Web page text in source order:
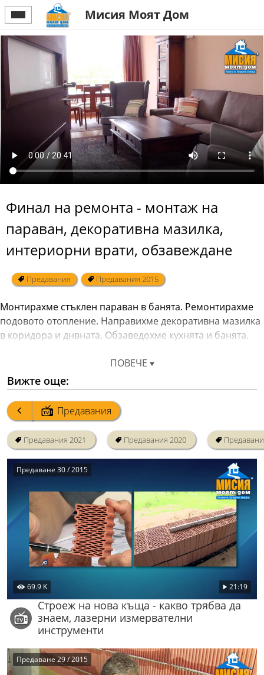
Мисия Моят Дом
Финал на ремонта - монтаж на
параван, декоративна мазилка,
интериорни врати, обзавеждане
Предавания Предавания 2015
Монтирахме стъклен параван в банята. Ремонтирахме
подовото отопление. Направихме декоративна мазилка
ПОВЕЧЕ
Вижте още:
Предавания
Предавания 2021 Предавания 2020
69.9 K 21:19
Предаване 30 / 2015
Строеж на нова къща - какво трябва да
знаем, лазерни измервателни
инструменти
Предаване 29 / 2015